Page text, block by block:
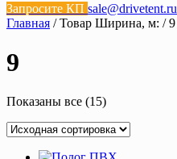
Запросите КП sale@drivetent.ru
Главная / Товар Ширина, м: / 9
9
Показаны все (15)